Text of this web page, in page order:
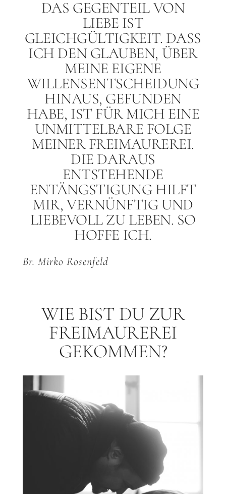
DAS GEGENTEIL VON
LIEBE IST
GLEICHGÜLTIGKEIT. DASS
ICH DEN GLAUBEN, ÜBER
MEINE EIGENE
WILLENSENTSCHEIDUNG
HINAUS, GEFUNDEN
HABE, IST FÜR MICH EINE
UNMITTELBARE FOLGE
MEINER FREIMAUREREI.
DIE DARAUS
ENTSTEHENDE
ENTÄNGSTIGUNG HILFT
MIR, VERNÜNFTIG UND
LIEBEVOLL ZU LEBEN. SO
HOFFE ICH.
Br. Mirko Rosenfeld
WIE BIST DU ZUR
FREIMAUREREI
GEKOMMEN?